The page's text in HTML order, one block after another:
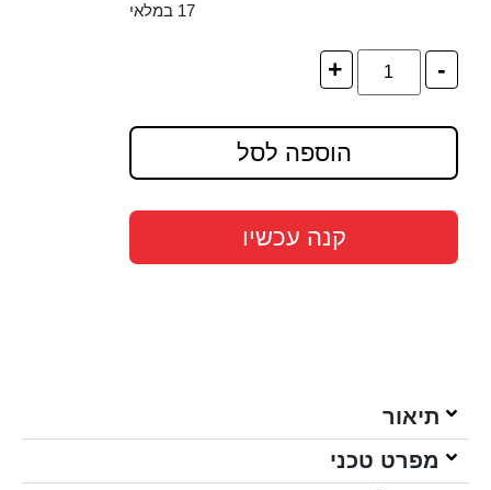
17 במלאי
-
+
הוספה לסל
קנה עכשיו
תיאור
מפרט טכני